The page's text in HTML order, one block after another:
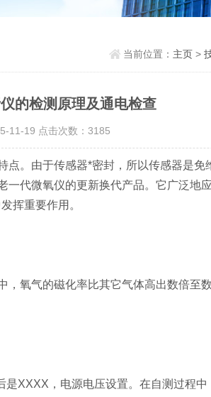
当前位置： 主页 >
的检测原理及通电检查
11-19 点击次数：3185
。由于传感器*密封，所以传感器是
代微氧仪的更新换代产品。它广泛地
挥重要作用。
氧气的磁化率比其它气体高出数倍至
XXXX，电源电压设置。在自测过程